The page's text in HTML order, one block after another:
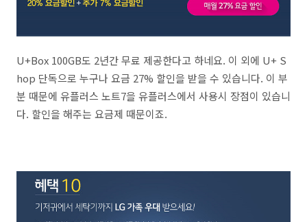
U+Box 100GB도 2년간 무료 제공한다고 하네요. 이 외에 U+ S
hop 단독으로 누구나 요금 27% 할인을 받을 수 있습니다. 이 부
분 때문에 유플러스 노트7을 유플러스에서 사용시 장점이 있습니
다. 할인을 해주는 요금제 때문이죠.